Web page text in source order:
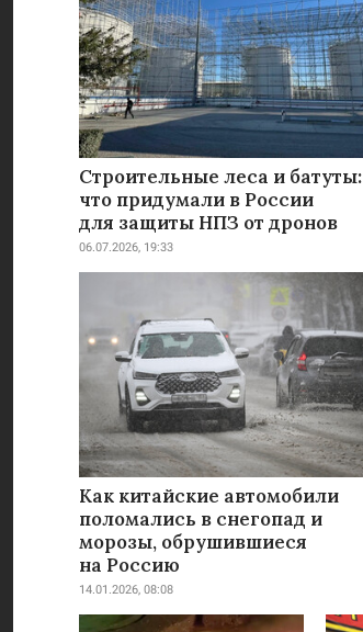
Строительные леса и батуты:
что придумали в России
для защиты НПЗ от дронов
06.07.2026, 19:33
Как китайские автомобили
поломались в снегопад и
морозы, обрушившиеся
на Россию
14.01.2026, 08:08